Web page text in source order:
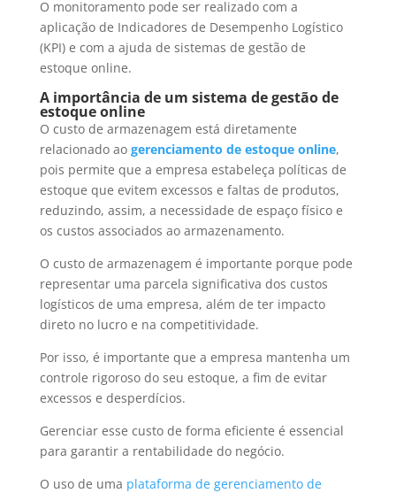
O monitoramento pode ser realizado com a
aplicação de Indicadores de Desempenho Logístico
(KPI) e com a ajuda de sistemas de gestão de
estoque online.
A importância de um sistema de gestão de
estoque online
O custo de armazenagem está diretamente
relacionado ao gerenciamento de estoque online,
pois permite que a empresa estabeleça políticas de
estoque que evitem excessos e faltas de produtos,
reduzindo, assim, a necessidade de espaço físico e
os custos associados ao armazenamento.
O custo de armazenagem é importante porque pode
representar uma parcela significativa dos custos
logísticos de uma empresa, além de ter impacto
direto no lucro e na competitividade.
Por isso, é importante que a empresa mantenha um
controle rigoroso do seu estoque, a fim de evitar
excessos e desperdícios.
Gerenciar esse custo de forma eficiente é essencial
para garantir a rentabilidade do negócio.
O uso de uma plataforma de gerenciamento de